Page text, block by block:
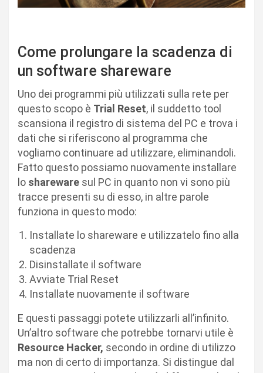
Come prolungare la scadenza di
un software shareware
Uno dei programmi più utilizzati sulla rete per
questo scopo è Trial Reset, il suddetto tool
scansiona il registro di sistema del PC e trova i
dati che si riferiscono al programma che
vogliamo continuare ad utilizzare, eliminandoli.
Fatto questo possiamo nuovamente installare
lo shareware sul PC in quanto non vi sono più
tracce presenti su di esso, in altre parole
funziona in questo modo:
Installate lo shareware e utilizzatelo fino alla
scadenza
Disinstallate il software
Avviate Trial Reset
Installate nuovamente il software
E questi passaggi potete utilizzarli all’infinito.
Un’altro software che potrebbe tornarvi utile è
Resource Hacker, secondo in ordine di utilizzo
ma non di certo di importanza. Si distingue dal